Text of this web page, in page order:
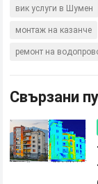
вик услуги в Шумен
монтаж на казанче
ремонт на
Свързани